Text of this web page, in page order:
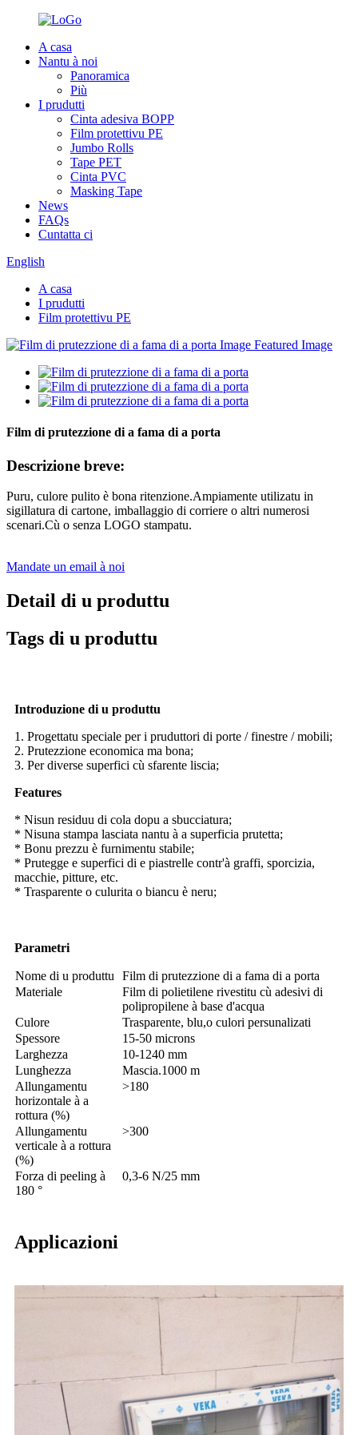
A casa
Nantu à noi
Panoramica
Più
I prudutti
Cinta adesiva BOPP
Film protettivu PE
Jumbo Rolls
Tape PET
Cinta PVC
Masking Tape
News
FAQs
Cuntatta ci
English
A casa
I prudutti
Film protettivu PE
Film di prutezzione di a fama di a porta
Descrizione breve:
Puru, culore pulito è bona ritenzione.Ampiamente utilizatu in
sigillatura di cartone, imballaggio di corriere o altri numerosi
scenari.Cù o senza LOGO stampatu.
Mandate un email à noi
Detail di u produttu
Tags di u produttu
Introduzione di u produttu
1. Progettatu speciale per i pruduttori di porte / finestre / mobili;
2. Prutezzione economica ma bona;
3. Per diverse superfici cù sfarente liscia;
Features
* Nisun residuu di cola dopu a sbucciatura;
* Nisuna stampa lasciata nantu à a superficia prutetta;
* Bonu prezzu è furnimentu stabile;
* Prutegge e superfici di e piastrelle contr'à graffi, sporcizia,
macchie, pitture, etc.
* Trasparente o culurita o biancu è neru;
Parametri
Nome di u produttu
Film di prutezzione di a fama di a porta
Materiale
Film di polietilene rivestitu cù adesivi di
polipropilene à base d'acqua
Culore
Trasparente, blu,o culori persunalizati
Spessore
15-50 microns
Larghezza
10-1240 mm
Lunghezza
Mascia.1000 m
Allungamentu
horizontale à a
rottura (%)
>180
Allungamentu
verticale à a rottura
(%)
>300
Forza di peeling à
180 °
0,3-6 N/25 mm
Applicazioni